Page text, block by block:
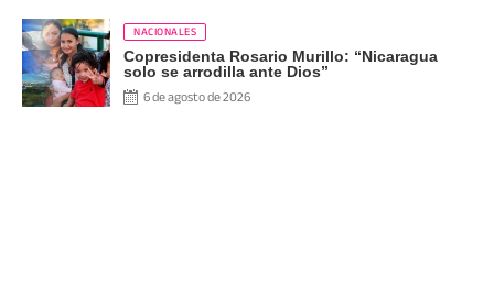
NACIONALES
Copresidenta Rosario Murillo: “Nicaragua
solo se arrodilla ante Dios”
6 de agosto de 2026